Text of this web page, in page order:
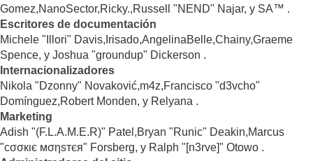
Gomez,NanoSector,Ricky.,Russell "NEND" Najar, y SA™ .
Escritores de documentación
Michele "Illori" Davis,Irisado,AngelinaBelle,Chainy,Graeme
Spence, y Joshua "groundup" Dickerson .
Internacionalizadores
Nikola "Dzonny" Novaković,m4z,Francisco "d3vcho"
Domínguez,Robert Monden, y Relyana .
Marketing
Adish "(F.L.A.M.E.R)" Patel,Bryan "Runic" Deakin,Marcus
"cσσкιє мσηѕтєя" Forsberg, y Ralph "[n3rve]" Otowo .